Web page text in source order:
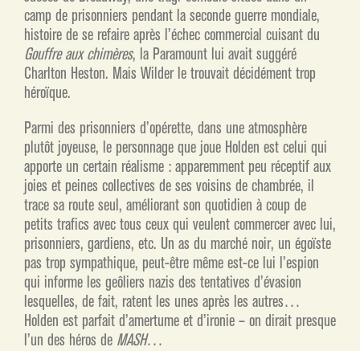
camp de prisonniers pendant la seconde guerre mondiale,
histoire de se refaire après l’échec commercial cuisant du
Gouffre aux chimères, la Paramount lui avait suggéré
Charlton Heston. Mais Wilder le trouvait décidément trop
héroïque.
Parmi des prisonniers d’opérette, dans une atmosphère
plutôt joyeuse, le personnage que joue Holden est celui qui
apporte un certain réalisme : apparemment peu réceptif aux
joies et peines collectives de ses voisins de chambrée, il
trace sa route seul, améliorant son quotidien à coup de
petits trafics avec tous ceux qui veulent commercer avec lui,
prisonniers, gardiens, etc. Un as du marché noir, un égoïste
pas trop sympathique, peut-être même est-ce lui l’espion
qui informe les geôliers nazis des tentatives d’évasion
lesquelles, de fait, ratent les unes après les autres…
Holden est parfait d’amertume et d’ironie – on dirait presque
l’un des héros de MASH…